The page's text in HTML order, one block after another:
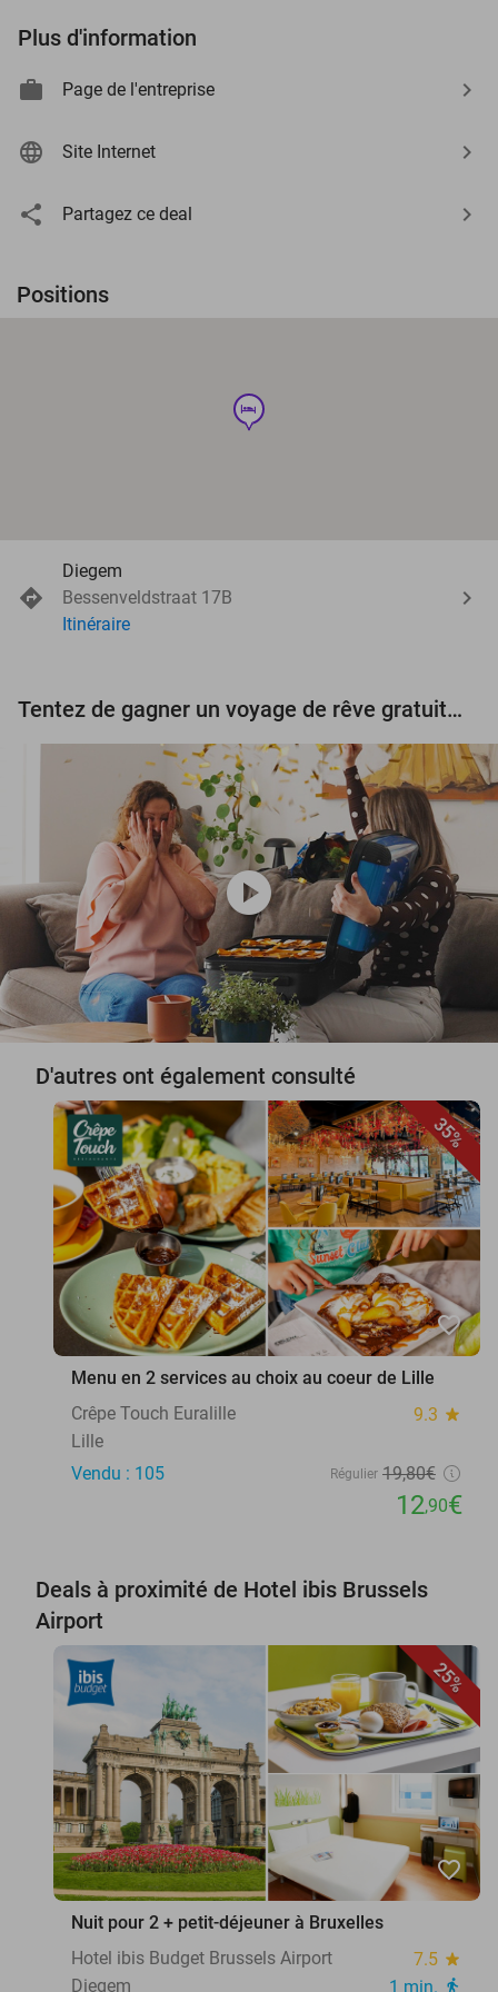
Plus d'information
Page de l'entreprise
Site Internet
Partagez ce deal
Positions
hotel
Diegem
Bessenveldstraat 17B
Itinéraire
Tentez de gagner un voyage de rêve gratuit d'une valeur de 3.000 € !
play_circle
D'autres ont également consulté
35%
favorite_border
Menu en 2 services au choix au coeur de Lille
Crêpe Touch Euralille
9.3 star
Lille
Vendu : 105
Régulier 19,80€
12,90€
Deals à proximité de Hotel ibis Brussels
Airport
25%
favorite_border
Nuit pour 2 + petit-déjeuner à Bruxelles
Hotel ibis Budget Brussels Airport
7.5 star
Diegem 1 min. directions_walk